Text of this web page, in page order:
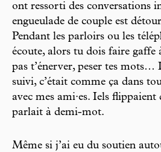
ont ressorti des conversations
engueulade de couple est
Pendant les parloirs ou les
écoute, alors tu dois faire gaffe
pas t’énerver, peser tes mots…
suivi, c’était comme ça dans
avec mes ami·es. Iels flippaient
parlait à demi-mot.
Même si j’ai eu du soutien